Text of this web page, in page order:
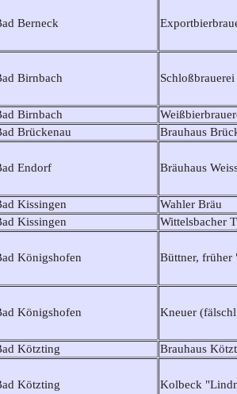
Berneck
Birnbach
Birnbach
Brückenau Brauhaus
Endorf Bräuhaus
Kissingen
Wahler Bräu
Kissingen Wittelsbacher
Königshofen Büttner, früher
Königshofen Kneuer
Kötzting Brauhaus
Kötzting Kolbeck